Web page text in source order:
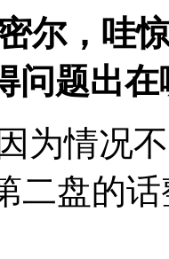
尔，哇
问题出
为情况
二盘的